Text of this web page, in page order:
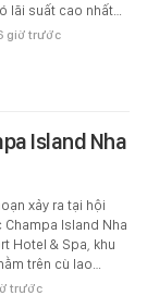
lãi suất cao nhất…
giờ trước
Island Nha
xảy ra tại hội
Island Nha
Hotel & Spa, khu
trên cù lao…
trước